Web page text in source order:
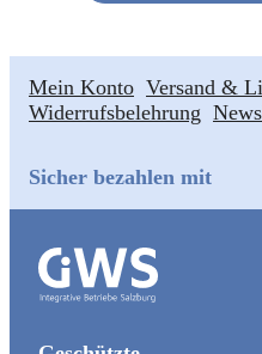
Mein Konto Versand &
Widerrufsbelehrung
Sicher bezahlen mit